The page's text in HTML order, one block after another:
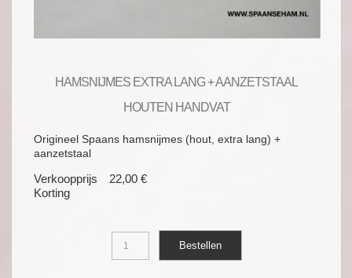
HAMSNIJMES EXTRA LANG + AANZETSTAAL
HOUTEN HANDVAT
Origineel Spaans hamsnijmes (hout, extra lang) +
aanzetstaal
Verkoopprijs
22,00 €
Korting